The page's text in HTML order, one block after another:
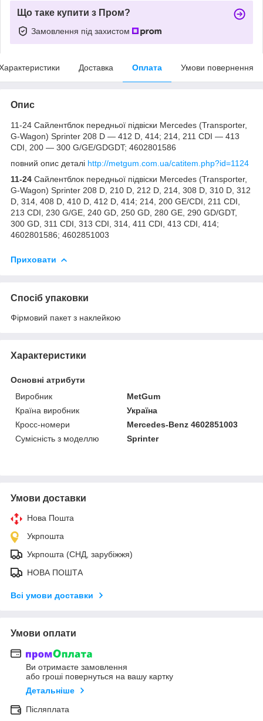
Що таке купити з Пром?
Замовлення під захистом
Доставка Оплата Умови повернення
Опис
11-24 Сайлентблок передньої підвіски Mercedes (Transporter,
G-Wagon) Sprinter 208 D — 412 D, 414; 214, 211 CDI — 413
CDI, 200 — 300 G/GE/GDGDT; 4602801586
повний опис деталі http://metgum.com.ua/catitem.php?id=1124
11-24 Сайлентблок передньої підвіски Mercedes (Transporter,
G-Wagon) Sprinter 208 D, 210 D, 212 D, 214, 308 D, 310 D, 312
D, 314, 408 D, 410 D, 412 D, 414; 214, 200 GE/CDI, 211 CDI,
213 CDI, 230 G/GE, 240 GD, 250 GD, 280 GE, 290 GD/GDT,
300 GD, 311 CDI, 313 CDI, 314, 411 CDI, 413 CDI, 414;
4602801586; 4602851003
Приховати
Спосіб упаковки
Фірмовий пакет з наклейкою
Характеристики
Основні атрибути
Виробник
MetGum
Країна виробник
Україна
Кросс-номери
Mercedes-Benz 4602851003
Сумісність з моделлю
Sprinter
Умови доставки
Нова Пошта
Укрпошта
Укрпошта (СНД, зарубіжжя)
НОВА ПОШТА
Всі умови доставки
Умови оплати
Ви отримаєте замовлення
або гроші повернуться на вашу картку
Детальніше
Післяплата